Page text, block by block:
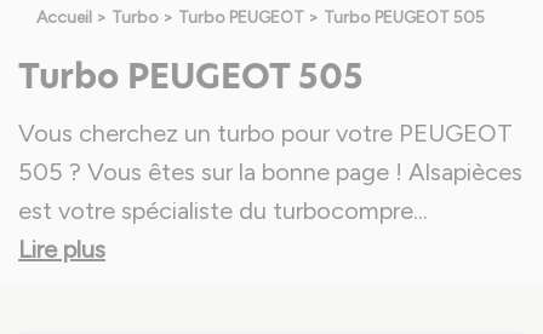
Accueil > Turbo > Turbo PEUGEOT > Turbo PEUGEOT 505
Turbo PEUGEOT 505
Vous cherchez un turbo pour votre PEUGEOT
505 ? Vous êtes sur la bonne page ! Alsapièces
est votre spécialiste du turbocompre...
Lire plus